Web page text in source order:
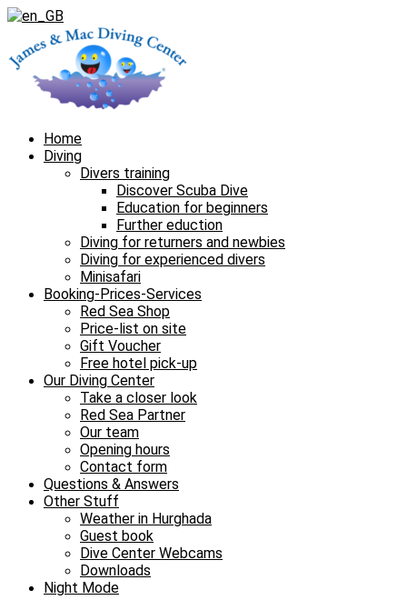
Home
Diving
Divers training
Discover Scuba Dive
Education for beginners
Further eduction
Diving for returners and newbies
Diving for experienced divers
Minisafari
Booking-Prices-Services
Red Sea Shop
Price-list on site
Gift Voucher
Free hotel pick-up
Our Diving Center
Take a closer look
Red Sea Partner
Our team
Opening hours
Contact form
Questions & Answers
Other Stuff
Weather in Hurghada
Guest book
Dive Center Webcams
Downloads
Night Mode